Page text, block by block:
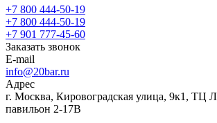
+7 800 444-50-19
+7 800 444-50-19
+7 901 777-45-60
Заказать звонок
E-mail
info@20bar.ru
Адрес
г. Москва, Кировоградская улица, 9к1, ТЦ
павильон 2-17В